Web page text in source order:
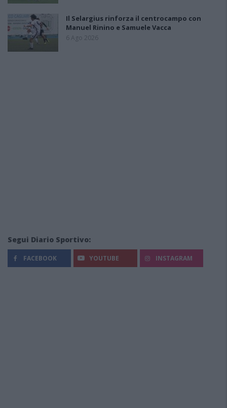
Il Selargius rinforza il centrocampo con
Manuel Rinino e Samuele Vacca
6 Ago 2026
Segui Diario Sportivo:
FACEBOOK YOUTUBE INSTAGRAM